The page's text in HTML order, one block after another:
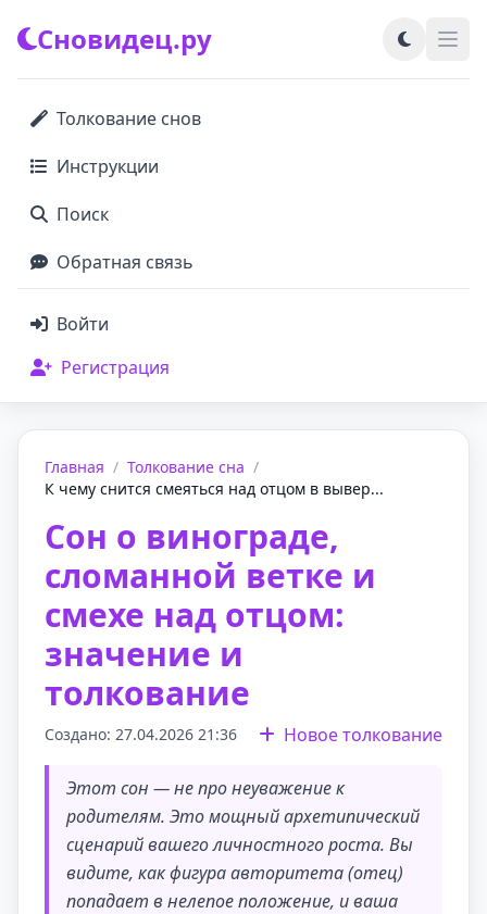
Сновидец.ру
Толкование снов
Инструкции
Поиск
Обратная связь
Войти
Регистрация
Главная / Толкование сна /
К чему снится смеяться над отцом в вывер...
Сон о винограде,
сломанной ветке и
смехе над отцом:
значение и
толкование
Создано: 27.04.2026 21:36 Новое толкование
Этот сон — не про неуважение к
родителям. Это мощный архетипический
сценарий вашего личностного роста. Вы
видите, как фигура авторитета (отец)
попадает в нелепое положение, и ваша